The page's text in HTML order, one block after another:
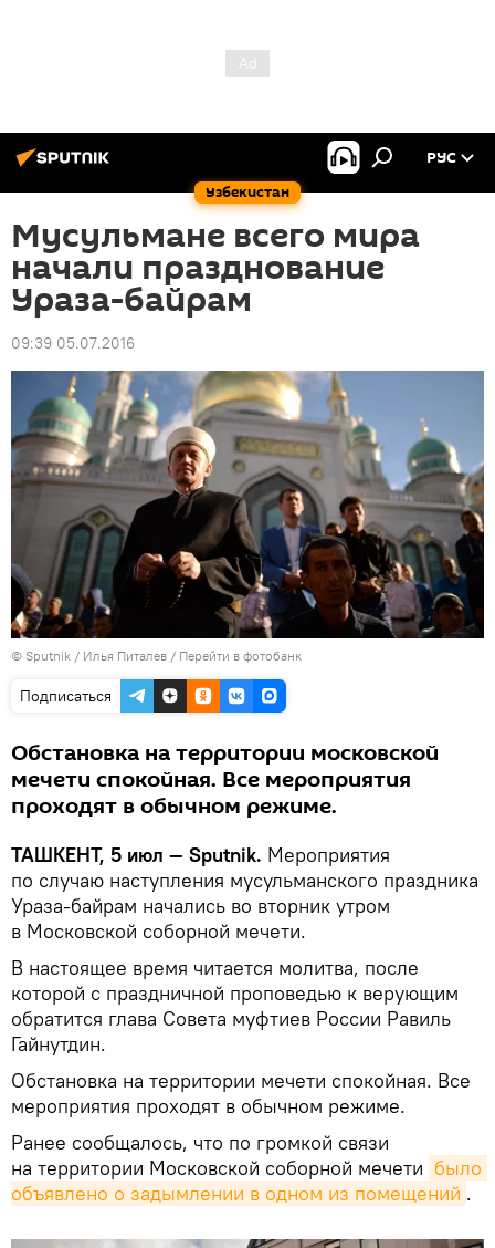
Узбекистан
РУС
Мусульмане всего мира
начали празднование
Ураза-байрам
09:39 05.07.2016
© Sputnik / Илья Питалев / Перейти в фотобанк
Подписаться
Обстановка на территории московской
мечети спокойная. Все мероприятия
проходят в обычном режиме.
ТАШКЕНТ, 5 июл — Sputnik. Мероприятия
по случаю наступления мусульманского праздника
Ураза-байрам начались во вторник утром
в Московской соборной мечети.
В настоящее время читается молитва, после
которой с праздничной проповедью к верующим
обратится глава Совета муфтиев России Равиль
Гайнутдин.
Обстановка на территории мечети спокойная. Все
мероприятия проходят в обычном режиме.
Ранее сообщалось, что по громкой связи
на территории Московской соборной мечети было
объявлено о задымлении в одном из помещений .